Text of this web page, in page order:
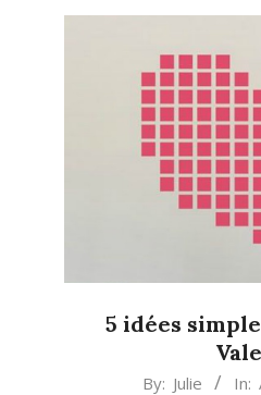
5 idées
By: Julie In: